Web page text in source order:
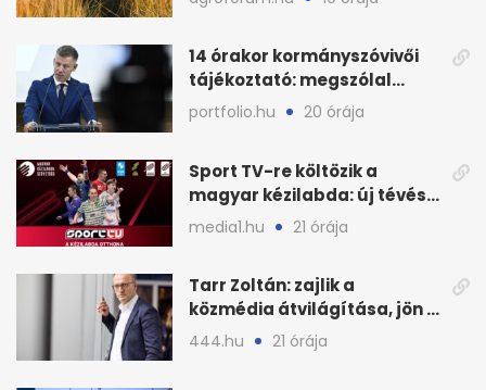
14 órakor kormányszóvivői
tájékoztató: megszólal
Magyar Péter is
portfolio.hu 20 órája
Sport TV-re költözik a
magyar kézilabda: új tévés
megállapodás
media1.hu 21 órája
Tarr Zoltán: zajlik a
közmédia átvilágítása, jön a
nyilvános véleményezés
444.hu 21 órája